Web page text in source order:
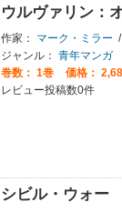
ウルヴァリン：
作家： マーク・ミラー /
ジャンル： 青年マンガ
巻数： 1巻
価格：
レビュー投稿数0件
シビル・ウォー